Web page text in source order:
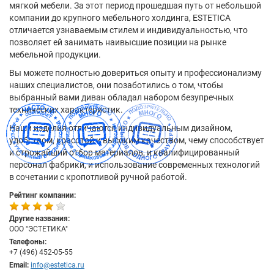
мягкой мебели. За этот период прошедшая путь от небольшой
компании до крупного мебельного холдинга, ESTETICA
отличается узнаваемым стилем и индивидуальностью, что
позволяет ей занимать наивысшие позиции на рынке
мебельной продукции.
Вы можете полностью довериться опыту и профессионализму
наших специалистов, они позаботились о том, чтобы
выбранный вами диван обладал набором безупречных
технических характеристик.
Наши изделия отличаются индивидуальным дизайном,
удобством, красотой и высоким качеством, чему способствует
и строжайший отбор материалов, и квалифицированный
персонал фабрики, и использование современных технологий
в сочетании с кропотливой ручной работой.
Рейтинг компании:
Другие названия:
ООО "ЭСТЕТИКА"
Телефоны:
+7 (496) 452-05-55
Email: info@estetica.ru